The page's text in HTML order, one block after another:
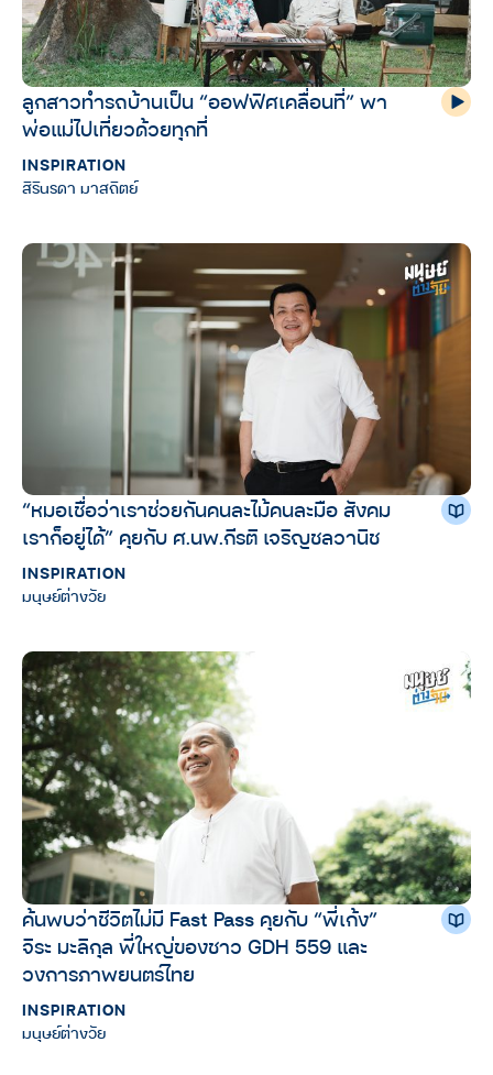
ลูกสาวทำรถบ้านเป็น “ออฟฟิศเคลื่อนที่” พา
พ่อแม่ไปเที่ยวด้วยทุกที่
INSPIRATION
สิรินรดา มาสถิตย์
“หมอเชื่อว่าเราช่วยกันคนละไม้คนละมือ สังคม
เราก็อยู่ได้” คุยกับ ศ.นพ.กีรติ เจริญชลวานิช
INSPIRATION
มนุษย์ต่างวัย
ค้นพบว่าชีวิตไม่มี Fast Pass คุยกับ “พี่เก้ง”
จิระ มะลิกุล พี่ใหญ่ของชาว GDH 559 และ
วงการภาพยนตร์ไทย
INSPIRATION
มนุษย์ต่างวัย